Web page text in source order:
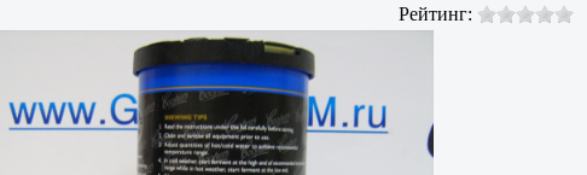
Рейтинг: